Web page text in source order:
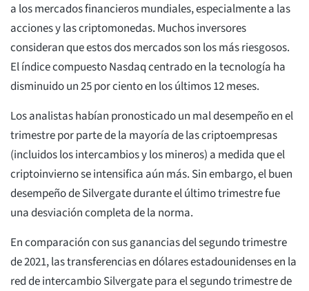
a los mercados financieros mundiales, especialmente a las
acciones y las criptomonedas. Muchos inversores
consideran que estos dos mercados son los más riesgosos.
El índice compuesto Nasdaq centrado en la tecnología ha
disminuido un 25 por ciento en los últimos 12 meses.
Los analistas habían pronosticado un mal desempeño en el
trimestre por parte de la mayoría de las criptoempresas
(incluidos los intercambios y los mineros) a medida que el
criptoinvierno se intensifica aún más. Sin embargo, el buen
desempeño de Silvergate durante el último trimestre fue
una desviación completa de la norma.
En comparación con sus ganancias del segundo trimestre
de 2021, las transferencias en dólares estadounidenses en la
red de intercambio Silvergate para el segundo trimestre de